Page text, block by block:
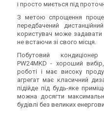
і просто миється під
З метою спрощення
передбачений
користувач може задавати
не встаючи зі свого місця.
Побутовий кондиціонер
PW24MKD - хороший
роботі і має високу
агрегат має класичний
підійде під будь-яке
можна досягти
будівлі без великих